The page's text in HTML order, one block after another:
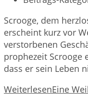
Scrooge, dem
erscheint kurz vor
verstorbenen
prophezeit Scrooge
dass er sein Leben
WeiterlesenEine